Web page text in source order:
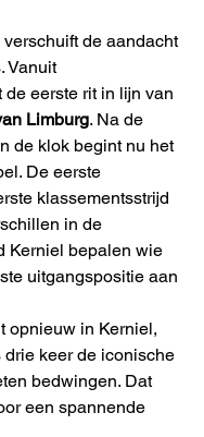
de aandacht
Vanuit
de eerste rit in lijn van
Limburg. Na de
de klok begint nu het
De eerste
klassementsstrijd
in de
Kerniel bepalen wie
uitgangspositie aan
opnieuw in Kerniel,
keer de iconische
bedwingen. Dat
een spannende